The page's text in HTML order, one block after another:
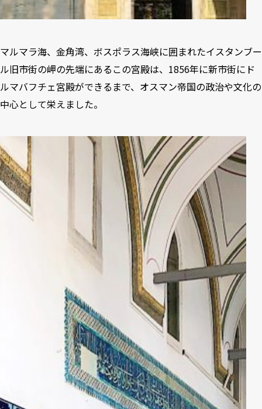
マルマラ海、金角湾、ボスポラス海峡に囲まれたイスタンブー
ル旧市街の岬の先端にあるこの宮殿は、1856年に新市街にド
ルマバフチェ宮殿ができるまで、オスマン帝国の政治や文化の
中心として栄えました。